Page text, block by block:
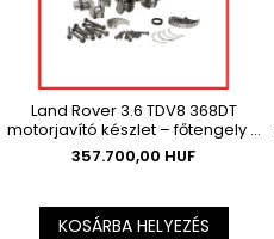
Land Rover 3.6 TDV8 368DT
motorjavító készlet – főtengely +
csapágyak ,Az ár az ÁFÁ-t nem
tartalmazza.
357.700,00 HUF
KOSÁRBA HELYEZÉS